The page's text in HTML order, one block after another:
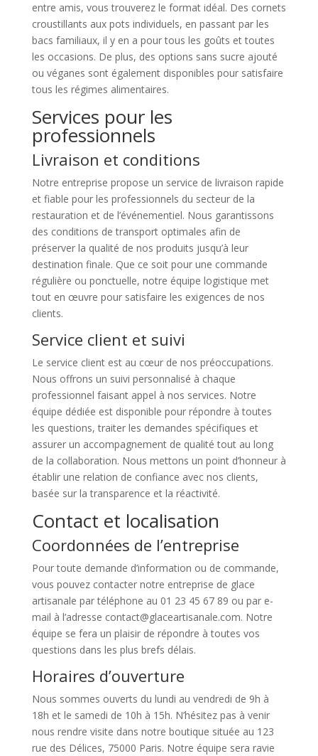
entre amis, vous trouverez le format idéal. Des cornets
croustillants aux pots individuels, en passant par les
bacs familiaux, il y en a pour tous les goûts et toutes
les occasions. De plus, des options sans sucre ajouté
ou véganes sont également disponibles pour satisfaire
tous les régimes alimentaires.
Services pour les
professionnels
Livraison et conditions
Notre entreprise propose un service de livraison rapide
et fiable pour les professionnels du secteur de la
restauration et de l’événementiel. Nous garantissons
des conditions de transport optimales afin de
préserver la qualité de nos produits jusqu’à leur
destination finale. Que ce soit pour une commande
régulière ou ponctuelle, notre équipe logistique met
tout en œuvre pour satisfaire les exigences de nos
clients.
Service client et suivi
Le service client est au cœur de nos préoccupations.
Nous offrons un suivi personnalisé à chaque
professionnel faisant appel à nos services. Notre
équipe dédiée est disponible pour répondre à toutes
les questions, traiter les demandes spécifiques et
assurer un accompagnement de qualité tout au long
de la collaboration. Nous mettons un point d’honneur à
établir une relation de confiance avec nos clients,
basée sur la transparence et la réactivité.
Contact et localisation
Coordonnées de l’entreprise
Pour toute demande d’information ou de commande,
vous pouvez contacter notre entreprise de glace
artisanale par téléphone au 01 23 45 67 89 ou par e-
mail à l’adresse contact@glaceartisanale.com. Notre
équipe se fera un plaisir de répondre à toutes vos
questions dans les plus brefs délais.
Horaires d’ouverture
Nous sommes ouverts du lundi au vendredi de 9h à
18h et le samedi de 10h à 15h. N’hésitez pas à venir
nous rendre visite dans notre boutique située au 123
rue des Délices, 75000 Paris. Notre équipe sera ravie